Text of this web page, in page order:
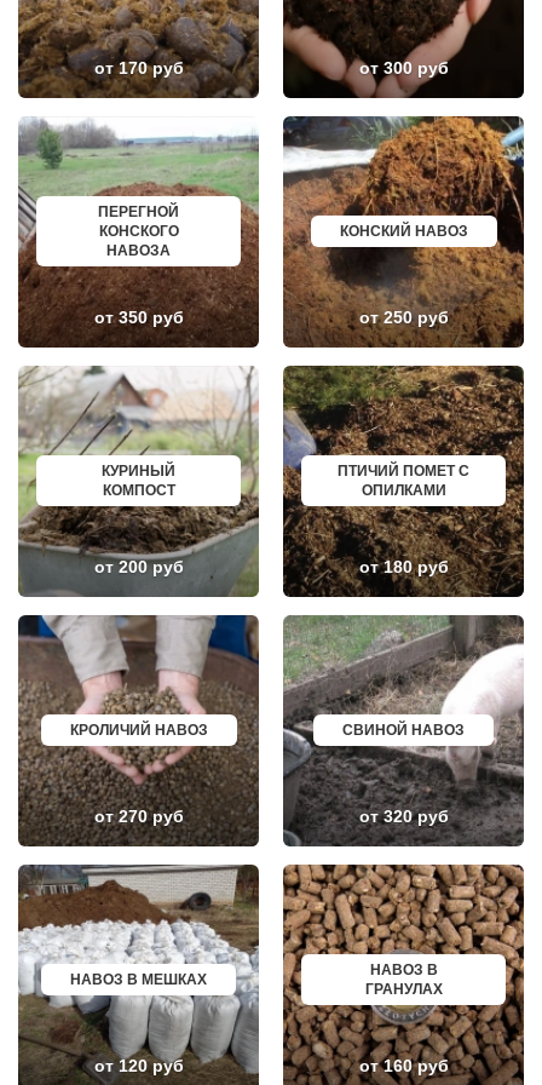
НАРО-ФОМИНСК
НАХАБИНО
НЕКРАСОВКА
НЕКРАСОВСКИЙ
НЕМЧИНОВКА
НИЖНЕЕ ВАЛУЕВО
НОВИНКИ
НОВОБРАТЦЕВСКИЙ
НОВОИВАНОВСКОЕ
НОВОПЕТРОВСКОЕ
НОВОПОДРЕЗКОВО
НОВОСИНЬКОВО
НОГИНСК
ОБОЛЕНСК
ОБУХОВО
ОДИНЦОВО
ОЖЕРЕЛЬЕ
ОКТЯБРЬСКИЙ
ОРЕХОВО-ЗУЕВО
ОСТРОВЦЫ
ПАВЛОВСКАЯ СЛОБОДА
ПАВЛОВСКИЙ ПОСАД
ПЕНИНО
ПЕРВОМАЙСКОЕ
ПЕРЕСВЕТ
ПЕСКИ
ПИРОГОВСКИЙ
ПОВАРОВО
ПОДОЛЬСК
ПОЛУШКИНО
ПОСЕЛОК БИОКОМБИНАТА
ПОСЕЛОК БОЛЬШЕВИК
ПОСЕЛОК ВОЛОДАРСКОГО
ПОСЕЛОК ВОРОВСКОГО
ПОСЕЛОК ИМ. ЦЮРУПЫ
ПОСЕЛОК ЛЕСНЫЕ ПОЛЯНЫ
ПОСЕЛОК ЛМС
МОСРЕНТГЕН
ПРАВДИНСКИЙ
ПРИВОКЗАЛЬНЫЙ
ПРОЛЕТАРСКИЙ
ПРОТВИНО
ПУЧКОВО
ПУШКИНО
ПУЩИНО
РАДОВИЦКИЙ
РАЗВИЛКА
РАМЕНСКОЕ
РАССУДОВО
РАСТОРОПОВО
РЕММАШ
РЕУТОВ
РЕЧИЦЫ
БЕЛОЯРСКИЙ
ГУСЬ ХРУСТАЛЬНЫЙ
ИЗБЕРБАШ
НАЗРАНЬ
АБИНСК
ПЕРЕВОЗ
ИСКИТИМ
СЫСЕРТЬ
КЫЗЫЛ
МИХАЙЛОВКА
АКСАЙ
ПЕРЕСЛАВЛЬ ЗАЛЕССКИЙ
ЖУКОВ
КУРЧАТОВ
УГЛИЧ
ШЕБЕКИНО
БЕЛОВО
СОКОЛ
ОКТЯБРЬСК
КИМРЫ
КОТЛАС
УСТЬ ИЛИМСК
ШАДРИНСК
ДАНКОВ
МИЧУРИНСК
ВЯЗНИКИ
ГОРОДЕЦ
САСОВО
СУХОЙ ЛОГ
ГУРЬЕВСК
НЯГАНЬ
МЕЛЕУЗ
КОЛЬЧУГИНО
КАМЫШИН
ТИХВИН
НОВОШАХТИНСК
ВОЛЬСК
КОНАКОВО
САРАПУЛ
КОМСОМОЛЬСК НА АМУРЕ
КИЗИЛЮРТ
МИХАЙЛОВСК
ПРИМОРСКО АХТАРСК
ЛЕСОСИБИРСК
БУДЕННОВСК
КАЛЯЗИН
ГЛАЗОВ
РУБЦОВСК
ГУБКИН
КЛИНЦЫ
УСМАНЬ
КУНГУР
КАЧКАНАР
от 170 руб от 300 руб
ПЕРЕГНОЙ
КОНСКОГО
НАВОЗА
от 350 руб
КОНСКИЙ НАВОЗ
от 250 руб
КУРИНЫЙ
КОМПОСТ
от 200 руб
ПТИЧИЙ ПОМЕТ С
ОПИЛКАМИ
от 180 руб
КРОЛИЧИЙ НАВОЗ
от 270 руб
СВИНОЙ НАВОЗ
от 320 руб
НАВОЗ В МЕШКАХ
от 120 руб
НАВОЗ В
ГРАНУЛАХ
от 160 руб